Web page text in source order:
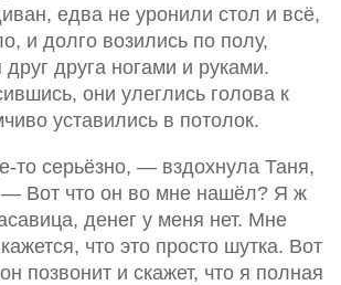
едва не уронили стол и всё,
и долго возились по полу,
друг друга ногами и руками.
они улеглись голова к
уставились в потолок.
серьёзно, — вздохнула Таня,
— Вот что он во мне нашёл? Я ж
денег у меня нет. Мне
что это просто шутка. Вот
позвонит и скажет, что я полная